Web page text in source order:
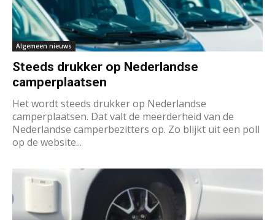
Algemeen nieuws
Steeds drukker op Nederlandse
camperplaatsen
Het wordt steeds drukker op Nederlandse
camperplaatsen. Dat valt de meerderheid van de
Nederlandse camperbezitters op. Zo blijkt uit een poll
op de website...